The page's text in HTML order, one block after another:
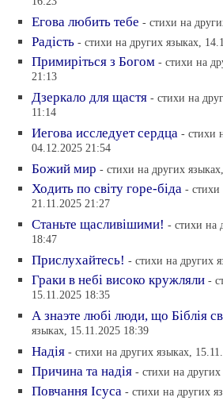
Eгова любить тебе - стихи на
Радiсть - стихи на других языках,
Примирiться з Богом - стихи на
21:13
Дзеркало для щастя - стихи на
11:14
Иегова исследует сердца - стихи
04.12.2025 21:54
Божий мир - стихи на других
Ходить по свiту горе-бiда - стихи
21.11.2025 21:27
Станьте щасливiшими! - стихи на
18:47
Прислухайтесь! - стихи на других
Граки в небi високо кружляли -
15.11.2025 18:35
А знаэте любi люди, що Бiблiя
языках, 15.11.2025 18:39
Надiя - стихи на других языках,
Причина та надiя - стихи на
Повчання Iсуса - стихи на других